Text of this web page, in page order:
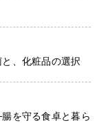
、化粧品の選択
を守る食卓と暮ら